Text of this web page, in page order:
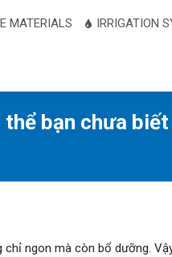
MATERIALS IRRIGATION
bạn chưa biết
ngon mà còn bổ dưỡng.